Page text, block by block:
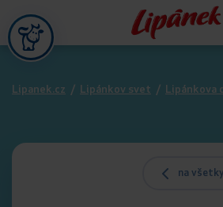
Lipanek.cz / Lipánkov svet / Lipánkova
na